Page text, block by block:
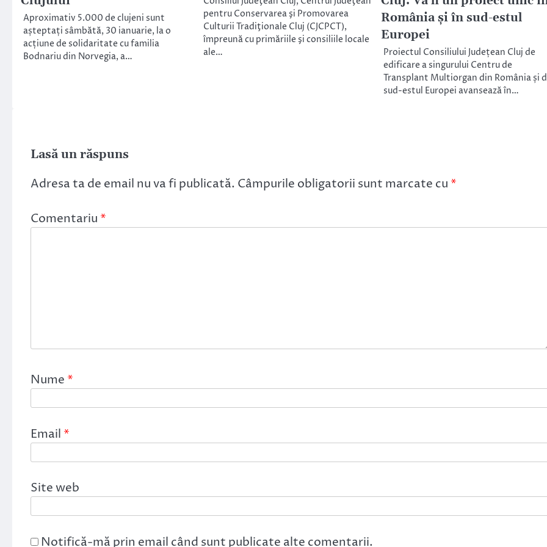
Aproximativ 5.000 de clujeni sunt
așteptați sâmbătă, 30 ianuarie, la o
acțiune de solidaritate cu familia
Bodnariu din Norvegia, a…
pentru Conservarea şi Promovarea
Culturii Tradiţionale Cluj (CJCPCT),
împreună cu primăriile şi consiliile locale
ale…
România și în sud-estul
Europei
Proiectul Consiliului Județean Cluj de
edificare a singurului Centru de
Transplant Multiorgan din România și
sud-estul Europei avansează în…
Lasă un răspuns
Adresa ta de email nu va fi publicată. Câmpurile obligatorii sunt marcate cu *
Comentariu *
Nume *
Email *
Site web
Notifică-mă prin email când sunt publicate alte comentarii.